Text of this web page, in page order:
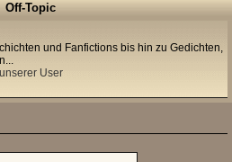
Off-Topic
und Fanfictions bis hin zu Gedichten,
User